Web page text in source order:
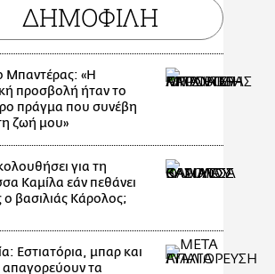
Ζώδια
Εξομολογήσεις
Οι Αθηναίοι
Απώλειες
Lgbtqi+
ΔΗΜΟΦΙΛΗ
Μπαντέρας: «Η
προσβολή ήταν το
πράγμα που συνέβη
ζωή μου»
για τη
Καμίλα εάν πεθάνει
βασιλιάς Κάρολος;
Εστιατόρια, μπαρ και
απαγορεύουν τα